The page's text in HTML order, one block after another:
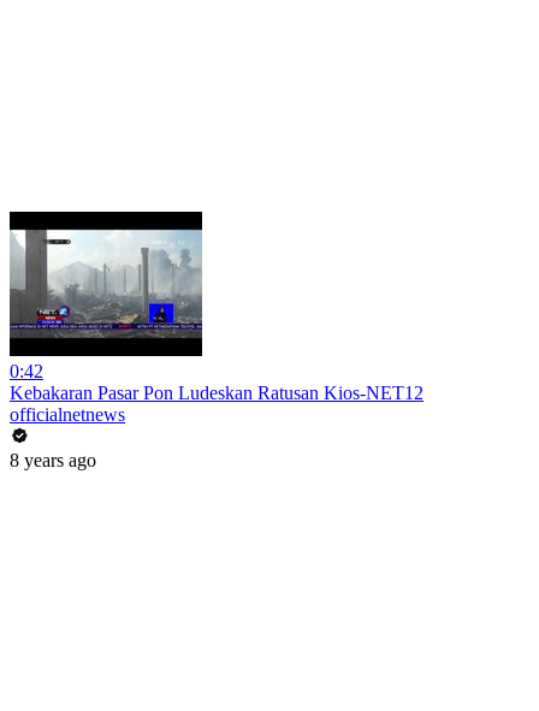
0:42
Kebakaran Pasar Pon Ludeskan Ratusan Kios-NET12
officialnetnews
8 years ago